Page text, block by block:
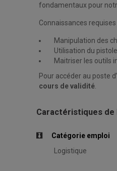
fondamentaux pour
Connaissances requises
Manipulation des
Utilisation du
Maitriser les outils
Pour accéder au poste
cours de validité
Caractéristiques de
Catégorie emploi
Logistique